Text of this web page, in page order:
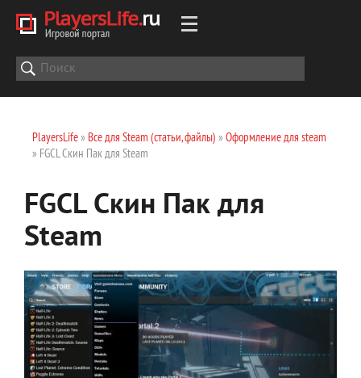
PlayersLife» Все для Steam (статьи, файлы) » Оформление для steam
» FGCL Скин Пак для Steam
FGCL Скин Пак для
Steam